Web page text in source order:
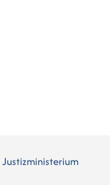
Justizministerium